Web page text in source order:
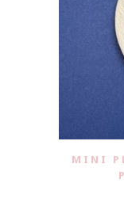
MINI